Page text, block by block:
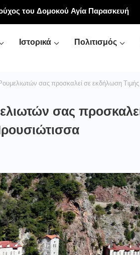
του Δομοκού Αγία Παρασκευή
Ιστορικά Πολιτισμός
σας προσκαλεί σε εκδήλωση Τιμής
σας